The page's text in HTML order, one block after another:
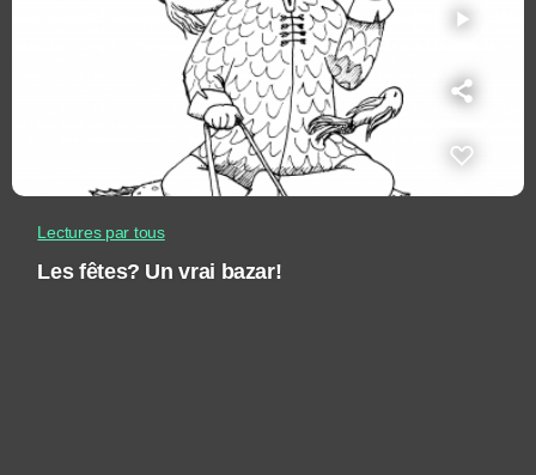
play_arrow
Lectures par tous
Les fêtes? Un vrai bazar!